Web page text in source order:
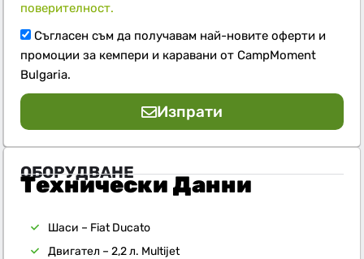
поверителност.
Съгласен съм да получавам най-новите оферти и
промоции за кемпери и каравани от CampMoment
Bulgaria.
Изпрати
ОБОРУДВАНЕ
Технически Данни
Шаси – Fiat Ducato
Двигател – 2,2 л. Multijet